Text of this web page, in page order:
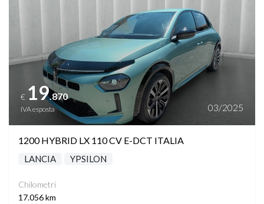
€ 19.870
IVA esposta 03/2025
1200 HYBRID LX 110 CV E-DCT ITALIA
LANCIA YPSILON
Chilometri
17.056 km